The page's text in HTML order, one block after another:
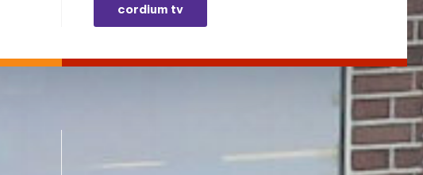
cordium tv